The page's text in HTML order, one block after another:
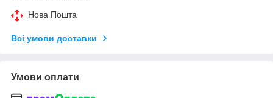
Нова Пошта
Всі умови доставки
Умови оплати